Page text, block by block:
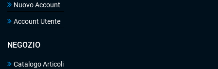
Nuovo Account
Account Utente
NEGOZIO
Catalogo Articoli